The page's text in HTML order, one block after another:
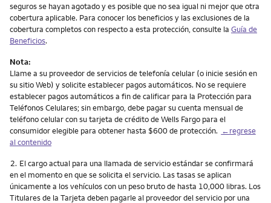
seguros se hayan agotado y es posible que no sea igual ni mejor que otra
cobertura aplicable. Para conocer los beneficios y las exclusiones de la
cobertura completos con respecto a esta protección, consulte la Guía de
Beneficios.
Nota:
Llame a su proveedor de servicios de telefonía celular (o inicie sesión en
su sitio Web) y solicite establecer pagos automáticos. No se requiere
establecer pagos automáticos a fin de calificar para la Protección para
Teléfonos Celulares; sin embargo, debe pagar su cuenta mensual de
teléfono celular con su tarjeta de crédito de Wells Fargo para el
consumidor elegible para obtener hasta $600 de protección. ←regrese
al contenido
Nota
2. El cargo actual para una llamada de servicio estándar se confirmará
en el momento en que se solicita el servicio. Las tasas se aplican
únicamente a los vehículos con un peso bruto de hasta 10,000 libras. Los
Titulares de la Tarjeta deben pagarle al proveedor del servicio por una